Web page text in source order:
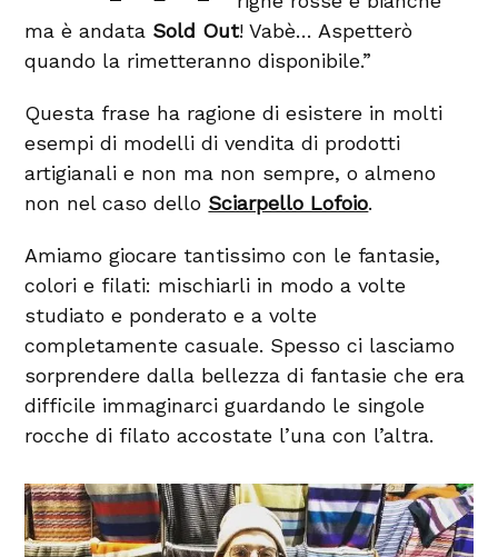
ma è andata Sold Out! Vabè… Aspetterò
quando la rimetteranno disponibile.”
Questa frase ha ragione di esistere in molti
esempi di modelli di vendita di prodotti
artigianali e non ma non sempre, o almeno
non nel caso dello Sciarpello Lofoio.
Amiamo giocare tantissimo con le fantasie,
colori e filati: mischiarli in modo a volte
studiato e ponderato e a volte
completamente casuale. Spesso ci lasciamo
sorprendere dalla bellezza di fantasie che era
difficile immaginarci guardando le singole
rocche di filato accostate l’una con l’altra.